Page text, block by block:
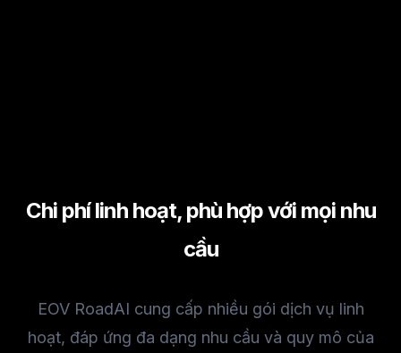
Chi phí linh hoạt, phù hợp với mọi nhu
cầu
EOV RoadAI cung cấp nhiều gói dịch vụ linh
hoạt, đáp ứng đa dạng nhu cầu và quy mô của